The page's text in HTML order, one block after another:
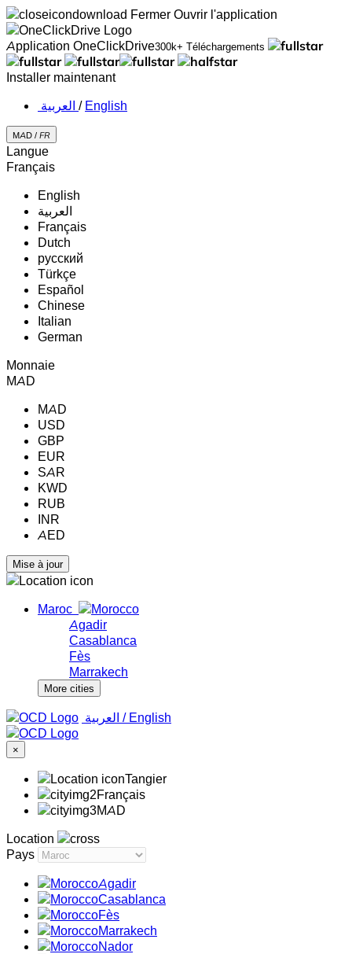
Fermer Ouvrir l'application
Application OneClickDrive300k+ Téléchargements
Installer maintenant
‏العربية ‏ / English
MAD / FR
Langue
Français
English
‏العربية‏
Français
Dutch
русский
Türkçe
Español
Chinese
Italian
German
Monnaie
MAD
MAD
USD
GBP
EUR
SAR
KWD
RUB
INR
AED
Maroc
Agadir
Casablanca
Fès
Marrakech
More cities
‏العربية ‏ / English
×
Tangier
Français
MAD
Location
Pays
Agadir
Casablanca
Fès
Marrakech
Nador